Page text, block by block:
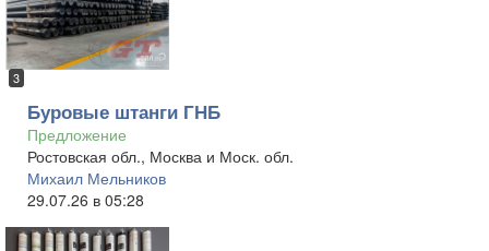
3
Буровые штанги ГНБ
Предложение
Ростовская обл., Москва и Моск. обл.
Михаил Мельников
29.07.26 в 05:28